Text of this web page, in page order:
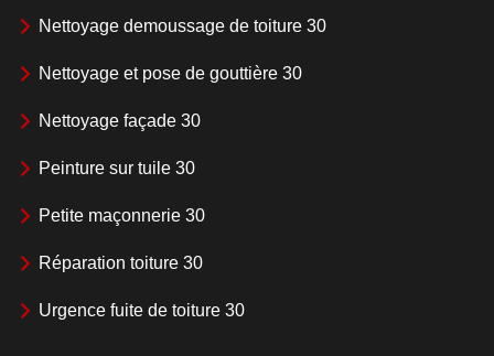
Nettoyage demoussage de toiture 30
Nettoyage et pose de gouttière 30
Nettoyage façade 30
Peinture sur tuile 30
Petite maçonnerie 30
Réparation toiture 30
Urgence fuite de toiture 30